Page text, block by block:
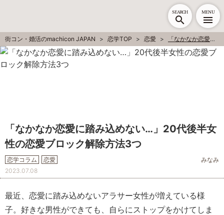
SEARCH MENU
街コン・婚活のmachicon JAPAN 恋学TOP 恋愛 「なかなか恋愛に踏み込めない…」20代後半女性の恋愛ブロック解除方法3つ
「なかなか恋愛に踏み込めない…」20代後半女
性の恋愛ブロック解除方法3つ
恋学コラム 恋愛
みなみ
2023.07.08
最近、恋愛に踏み込めないアラサー女性が増えている様
子。好きな男性ができても、自らにストップをかけてしま